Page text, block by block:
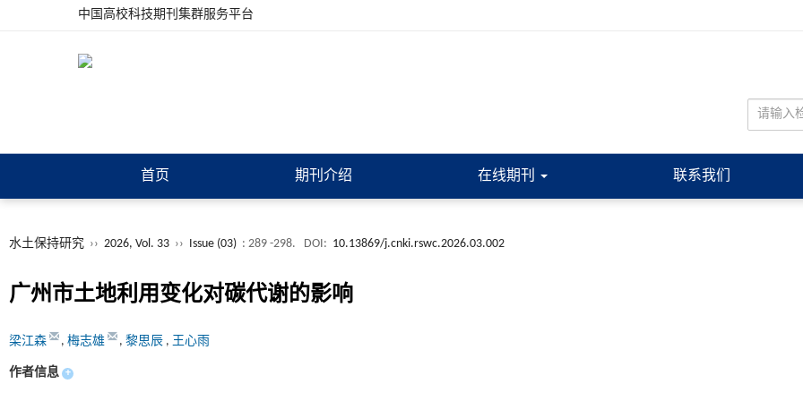
中国高校科技期刊集群服务平台
首页 期刊介绍 在线期刊 联系我们
水土保持研究 ›› 2026, Vol. 33 ›› Issue (03) : 289 -298. DOI: 10.13869/j.cnki.rswc.2026.03.002
广州市土地利用变化对碳代谢的影响
梁江森 , 梅志雄 , 黎思辰 , 王心雨
作者信息 +